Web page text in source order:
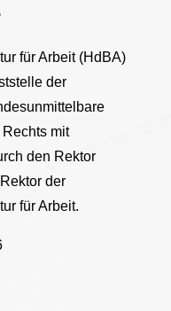
für Arbeit (HdBA)
der
mit
den Rektor
der
für Arbeit.